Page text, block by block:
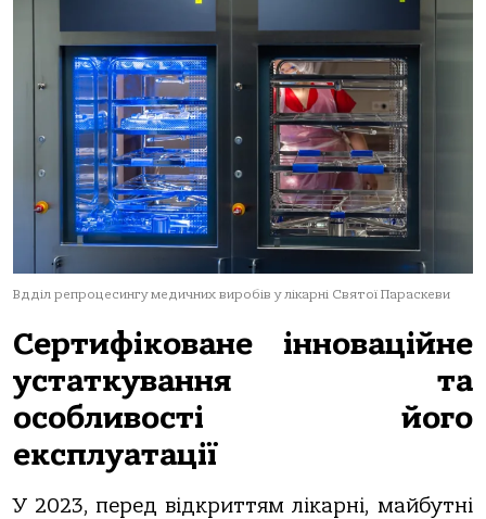
Вдділ репроцесингу медичних виробів у лікарні Святої Параскеви
Сертифіковане інноваційне
устаткування та
особливості його
експлуатації
У 2023, перед відкриттям лікарні, майбутні